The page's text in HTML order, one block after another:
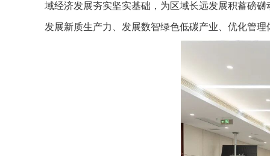
域经济发展夯实坚实基础，为区域长远发展积蓄磅
发展新质生产力、发展数智绿色低碳产业、优化管